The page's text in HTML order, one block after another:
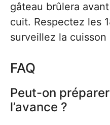
gâteau brûlera
cuit. Respectez les
surveillez la
FAQ
Peut-on
l’avance ?